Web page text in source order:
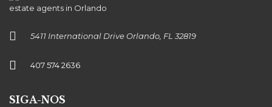
5411 International Drive Orlando, FL 32819
407 574 2636
SIGA-NOS